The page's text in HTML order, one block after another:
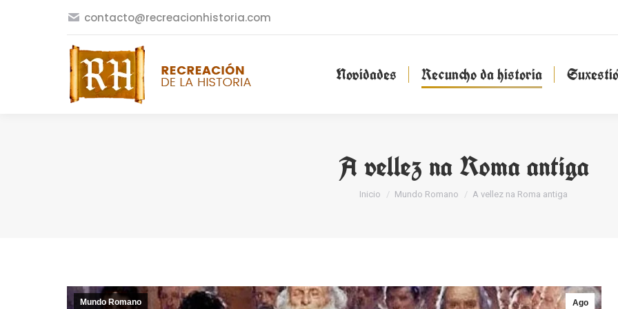
contacto@recreacionhistoria.com
Novidades Recuncho da historia
A vellez na Roma antiga
You are here:
Inicio Mundo Romano A vellez na Roma antiga
Ago
Mundo Romano
Novidades Recuncho da historia